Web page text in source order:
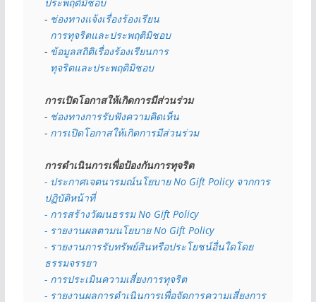
ประพฤติมิชอบ
- ช่องทางแจ้งเรื่องร้องเรียน
  การทุจริตและประพฤติมิชอบ
- ข้อมูลสถิติเรื่องร้องเรียนการ
  ทุจริตและประพฤติมิชอบ
การเปิดโอกาสให้เกิดการมีส่วนร่วม
- ช่องทางการรับฟังความคิดเห็น
- การเปิดโอกาสให้เกิดการมีส่วนร่วม
การดำเนินการเพื่อป้องกันการทุจริต
- ประกาศเจตนารมณ์นโยบาย No Gift Policy จากการ
ปฏิบัติหน้าที่
- การสร้างวัฒนธรรม No Gift Policy
- รายงานผลตามนโยบาย No Gift Policy
- รายงานการรับทรัพย์สินหรือประโยชน์อื่นใดโดย
ธรรมจรรยา
- การประเมินความเสี่ยงการทุจริต
- รายงานผลการดำเนินการเพื่อจัดการความเสี่ยงการ